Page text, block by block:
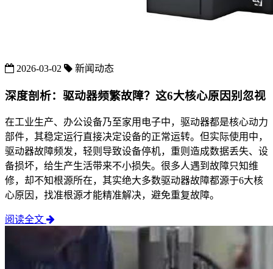
2026-03-02 新闻动态
深度剖析：驱动器频繁故障？这6大核心原因别忽视
在工业生产、办公设备乃至家用电子中，驱动器都是核心动力
部件，其稳定运行直接决定设备的正常运转。但实际使用中，
驱动器故障频发，轻则导致设备停机，重则造成数据丢失、设
备损坏，给生产生活带来不小损失。很多人遇到故障只知维
修，却不知根源所在，其实绝大多数驱动器故障都源于6大核
心原因，找准根源才能精准解决，避免重复故障。
阅读全文